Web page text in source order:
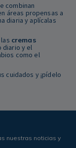
combinan
áreas propensas a
diaria y aplícalas
cremas
diario y el
como el
cuidados y ¡pídelo
nuestras noticias y